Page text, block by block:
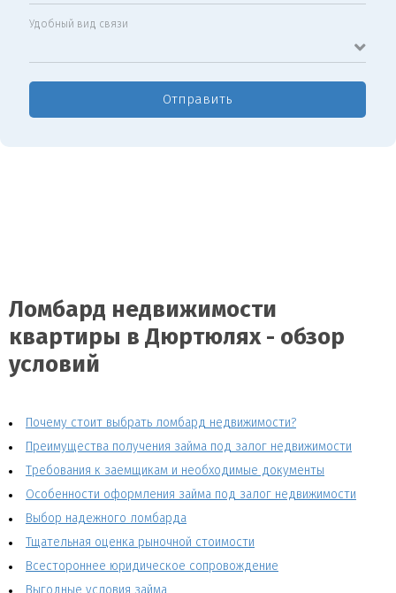
Удобный вид связи
Отправить
Ломбард недвижимости
квартиры в Дюртюлях - обзор
условий
Почему стоит выбрать ломбард недвижимости?
Преимущества получения займа под залог недвижимости
Требования к заемщикам и необходимые документы
Особенности оформления займа под залог недвижимости
Выбор надежного ломбарда
Тщательная оценка рыночной стоимости
Всестороннее юридическое сопровождение
Выгодные условия займа